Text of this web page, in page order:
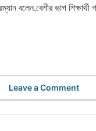
বলেন,বেশীর ভাগ
Leave a Comment